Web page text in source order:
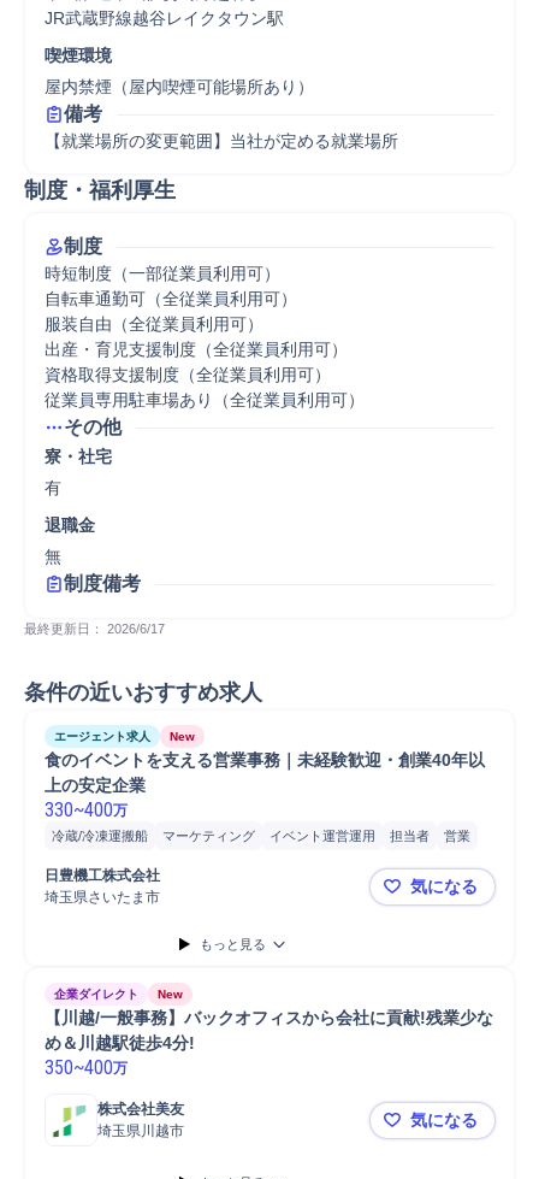
JR武蔵野線越谷レイクタウン駅
喫煙環境
屋内禁煙（屋内喫煙可能場所あり）
備考
【就業場所の変更範囲】当社が定める就業場所
制度・福利厚生
制度
時短制度（一部従業員利用可）
自転車通勤可（全従業員利用可）
服装自由（全従業員利用可）
出産・育児支援制度（全従業員利用可）
資格取得支援制度（全従業員利用可）
従業員専用駐車場あり（全従業員利用可）
その他
寮・社宅
有
退職金
無
制度備考
最終更新日： 2026/6/17
条件の近いおすすめ求人
エージェント求人 New
食のイベントを支える営業事務｜未経験歓迎・創業40年以
上の安定企業
330~400万
冷蔵/冷凍運搬船 マーケティング イベント運営運用 担当者
営業
食品
飲料 事務
電話対応
来客対応
携帯電話/PC/PC周辺機器
日豊機工株式会社
埼玉県さいたま市
食のイベン
気になる
もっと見る
企業ダイレクト New
【川越/一般事務】バックオフィスから会社に貢献!残業少な
め＆川越駅徒歩4分!
350~400万
株式会社美友
埼玉県川越市
【川越/一般
気になる